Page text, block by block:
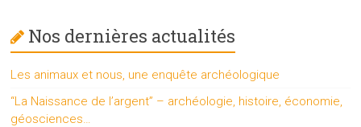
Nos dernières actualités
Les animaux et nous, une enquête archéologique
“La Naissance de l’argent” – archéologie, histoire, économie,
géosciences…